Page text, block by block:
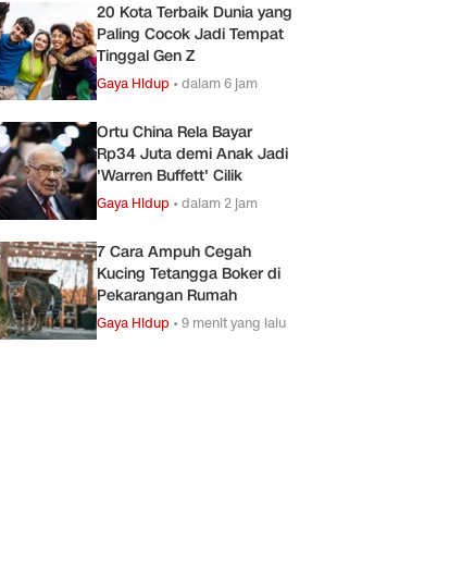
20 Kota Terbaik Dunia yang
Paling Cocok Jadi Tempat
Tinggal Gen Z
Gaya Hidup •dalam 6 jam
Ortu China Rela Bayar
Rp34 Juta demi Anak Jadi
'Warren Buffett' Cilik
Gaya Hidup •dalam 2 jam
7 Cara Ampuh Cegah
Kucing Tetangga Boker di
Pekarangan Rumah
Gaya Hidup •9 menit yang lalu